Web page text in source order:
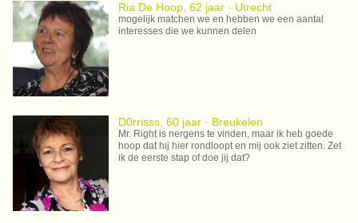
Ria De Hoop, 62 jaar · Utrecht
mogelijk matchen we en hebben we een aantal
interesses die we kunnen delen
D0rrisss, 60 jaar · Breukelen
Mr. Right is nergens te vinden, maar ik heb goede
hoop dat hij hier rondloopt en mij ook ziet zitten. Zet
ik de eerste stap of doe jij dat?